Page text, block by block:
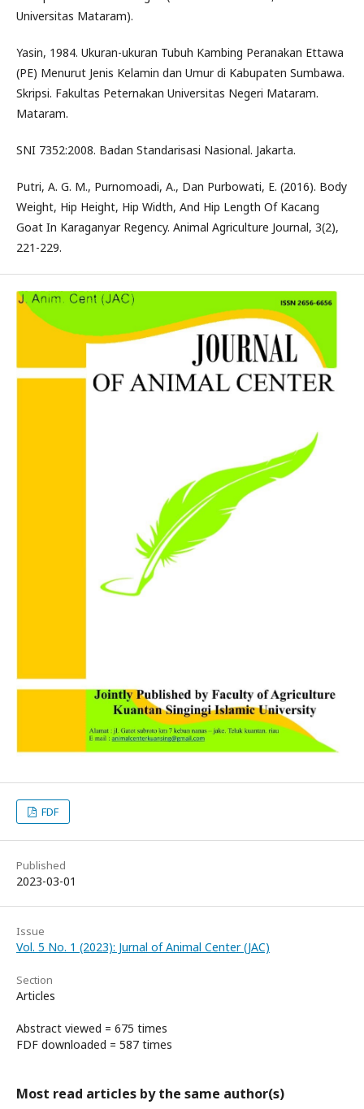
Universitas Mataram).
Yasin, 1984. Ukuran-ukuran Tubuh Kambing Peranakan Ettawa
(PE) Menurut Jenis Kelamin dan Umur di Kabupaten Sumbawa.
Skripsi. Fakultas Peternakan Universitas Negeri Mataram.
Mataram.
SNI 7352:2008. Badan Standarisasi Nasional. Jakarta.
Putri, A. G. M., Purnomoadi, A., Dan Purbowati, E. (2016). Body
Weight, Hip Height, Hip Width, And Hip Length Of Kacang
Goat In Karaganyar Regency. Animal Agriculture Journal, 3(2),
221-229.
FDF
Published
2023-03-01
Issue
Vol. 5 No. 1 (2023): Jurnal of Animal Center (JAC)
Section
Articles
Abstract viewed = 675 times
FDF downloaded = 587 times
Most read articles by the same author(s)